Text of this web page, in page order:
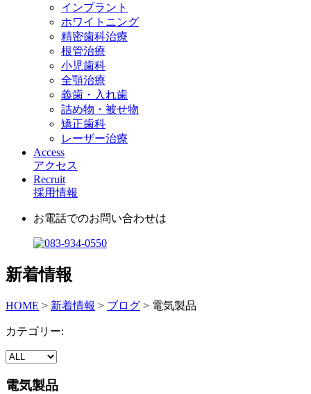
インプラント
ホワイトニング
精密歯科治療
根管治療
小児歯科
全顎治療
義歯・入れ歯
詰め物・被せ物
矯正歯科
レーザー治療
Access
アクセス
Recruit
採用情報
お電話でのお問い合わせは
新着情報
HOME > 新着情報 > ブログ > 電気製品
カテゴリー:
電気製品